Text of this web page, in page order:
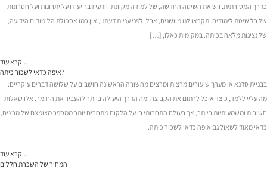
כדרך המסורתית. ויש את השיטה החדשה, של למידה מקוונת. יודעי דבר יעידו על יתרונות ועל חסרונות
של כל שיטת לימודים. תקראו לנו מיושנים, אבל, לפני עניות דעתנו, אין כמו אסכולת הלימודים הידועה,
של נציגות מלאה בכיתה. במקומות כאלו, […]
קרא עוד...
איפה כדאי לשכור כיתה?
בבניית סדנא או מערך שיעורים מרצות ומרצים מהשורה הראשונה חושבים על שלושה דברים עיקריים:
מה עליי ללמד, כיצד אוכל לרתום את הקבוצה ומה הדרך היעילה ביותר להעביר את החומר. אלו שאלות
חשובות ומשמעותיות ביותר, אך בעולם התחרותי בו על הלקוח מתחרים יותר ממספר מצומצם של מרצים,
כדאי מאוד לשאול גם איפה כדאי לשכור כיתה.
קרא עוד...
המחיר של השכרת חללים